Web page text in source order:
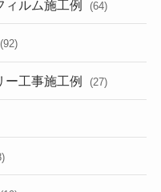
ィルム施工例 (64)
(92)
ー工事施工例 (27)